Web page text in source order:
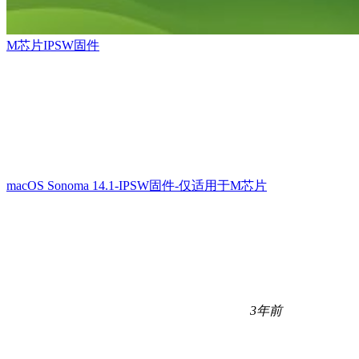
M芯片IPSW固件
macOS Sonoma 14.1-IPSW固件-仅适用于M芯片
3年前